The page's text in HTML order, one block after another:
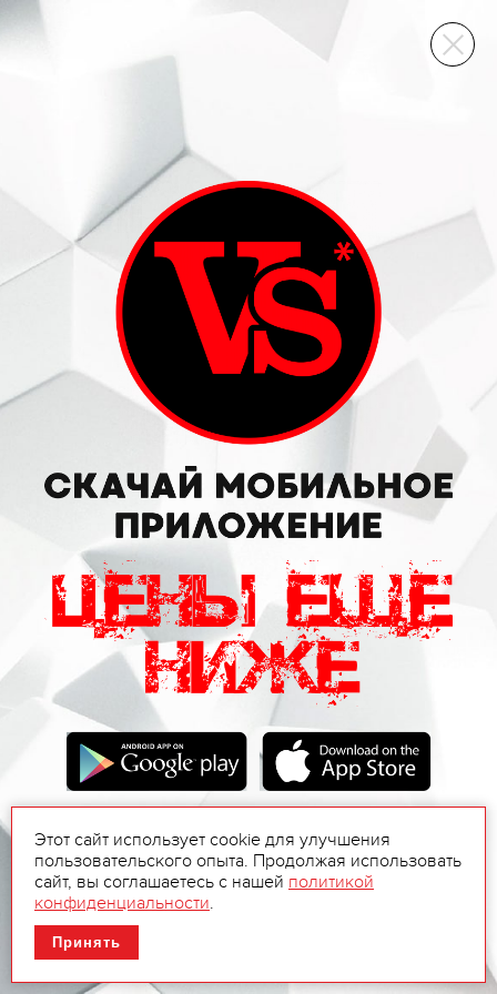
ВИННЫЙ СКЛАД
Этот сайт использует cookie для улучшения
пользовательского опыта. Продолжая использовать
сайт, вы соглашаетесь с нашей политикой
конфиденциальности.
Принять